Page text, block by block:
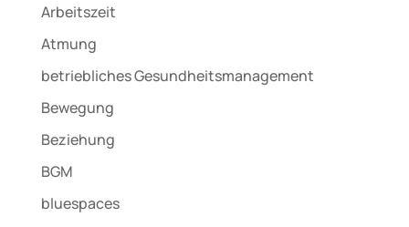
Arbeitszeit
Atmung
betriebliches Gesundheitsmanagement
Bewegung
Beziehung
BGM
bluespaces